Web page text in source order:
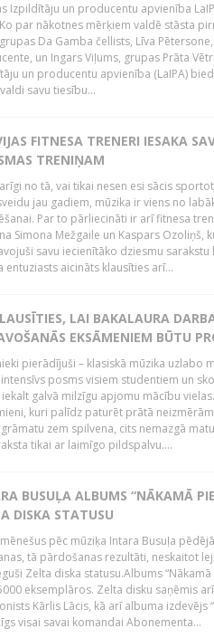
Izpildītāju un producentu apvienība
par nākotnes mērķiem valdē stāsta
Da Gamba čellists, Līva
un Ingars Viļums, grupas Prāta
un producentu apvienība (LaIPA)
savu tiesību...
FITNESA TRENERI IESAKA
TRENIŅAM
no tā, vai tikai nesen esi sācis
jau gadiem, mūzika ir viens no
Par to pārliecināti ir arī fitnesa
Simona Mežgaile un Kaspars Ozoliņš,
savu iecienītāko dziesmu
entuziasts aicināts klausīties arī...
LAI BAKALAURA
EKSĀMENIEM BŪTU
pierādījuši – klasiskā mūzika uzlabo
intensīvs posms visiem studentiem un
iekalt galvā milzīgu apjomu mācību
kuri palīdz paturēt prātā
zem spilvena, cits nemazgā
tikai ar laimīgo pildspalvu....
BUSUĻA ALBUMS “NĀKAMĀ
DISKA STATUSU
pēc mūziķa Intara Busuļa
tā pārdošanas rezultāti, neskaitot
Zelta diska statusu.Albums
eksemplāros. Zelta disku saņēmis
Kārlis Lācis, kā arī albuma izdevējs
visai savai komandai Abonementa...